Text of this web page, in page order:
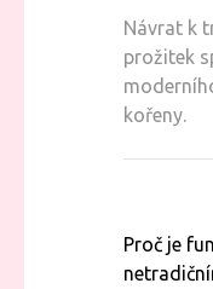
Návrat k
prožitek
kořeny.
pro
Proč je